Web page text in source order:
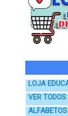
LOJA
VER
ALFABETOS